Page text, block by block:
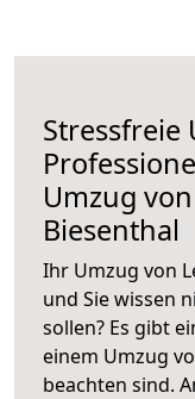
Stressfreie
Umzug
Biesenthal
Ihr Umzug von
und Sie wissen
sollen? Es gibt
einem Umzug
beachten sind.